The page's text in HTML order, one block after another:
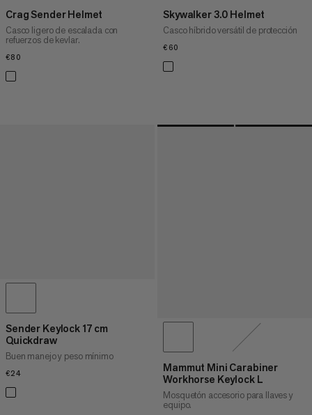
Crag Sender Helmet
Casco ligero de escalada con
refuerzos de kevlar.
€80
Skywalker 3.0 Helmet
Casco híbrido versátil de protección
€60
Sender Keylock 17 cm
Quickdraw
Buen manejo y peso mínimo
€24
Mammut Mini Carabiner
Workhorse Keylock L
Mosquetón accesorio para llaves y
equipo.